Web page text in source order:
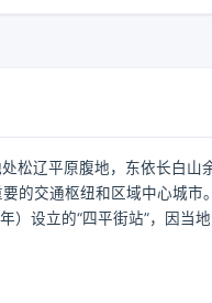
松辽平原腹地，东依长白山
的交通枢纽和区域中心城市
）设立的“四平街站”，因